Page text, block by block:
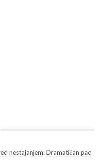
nestajanjem: Dramatičan pad